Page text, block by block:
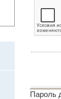
Пароль